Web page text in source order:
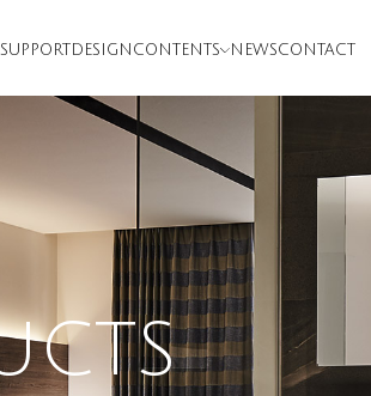
SUPPORT DESIGN CONTENTS NEWSCONTACT